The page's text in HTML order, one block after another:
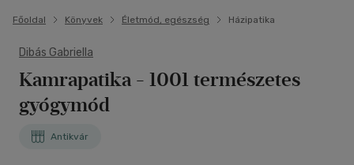
Főoldal Könyvek Életmód, egészség Házipatika
Dibás Gabriella
Kamrapatika - 1001 természetes
gyógymód
Antikvár